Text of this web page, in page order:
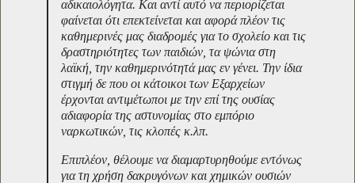
αδικαιολόγητα. Και αντί αυτό να περιορίζεται
φαίνεται ότι επεκτείνεται και αφορά πλέον τις
καθημερινές μας διαδρομές για το σχολείο και τις
δραστηριότητες των παιδιών, τα ψώνια στη
λαϊκή, την καθημερινότητά μας εν γένει. Την ίδια
στιγμή δε που οι κάτοικοι των Εξαρχείων
έρχονται αντιμέτωποι με την επί της ουσίας
αδιαφορία της αστυνομίας στο εμπόριο
ναρκωτικών, τις κλοπές κ.λπ.
Επιπλέον, θέλουμε να διαμαρτυρηθούμε εντόνως
για τη χρήση δακρυγόνων και χημικών ουσιών